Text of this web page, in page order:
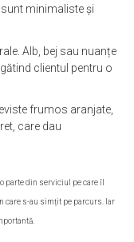
minimaliste și
Alb, bej sau nuanțe
clientul pentru o
frumos aranjate,
care dau
parte din serviciul pe care îl
care s-au simțit pe parcurs. Iar